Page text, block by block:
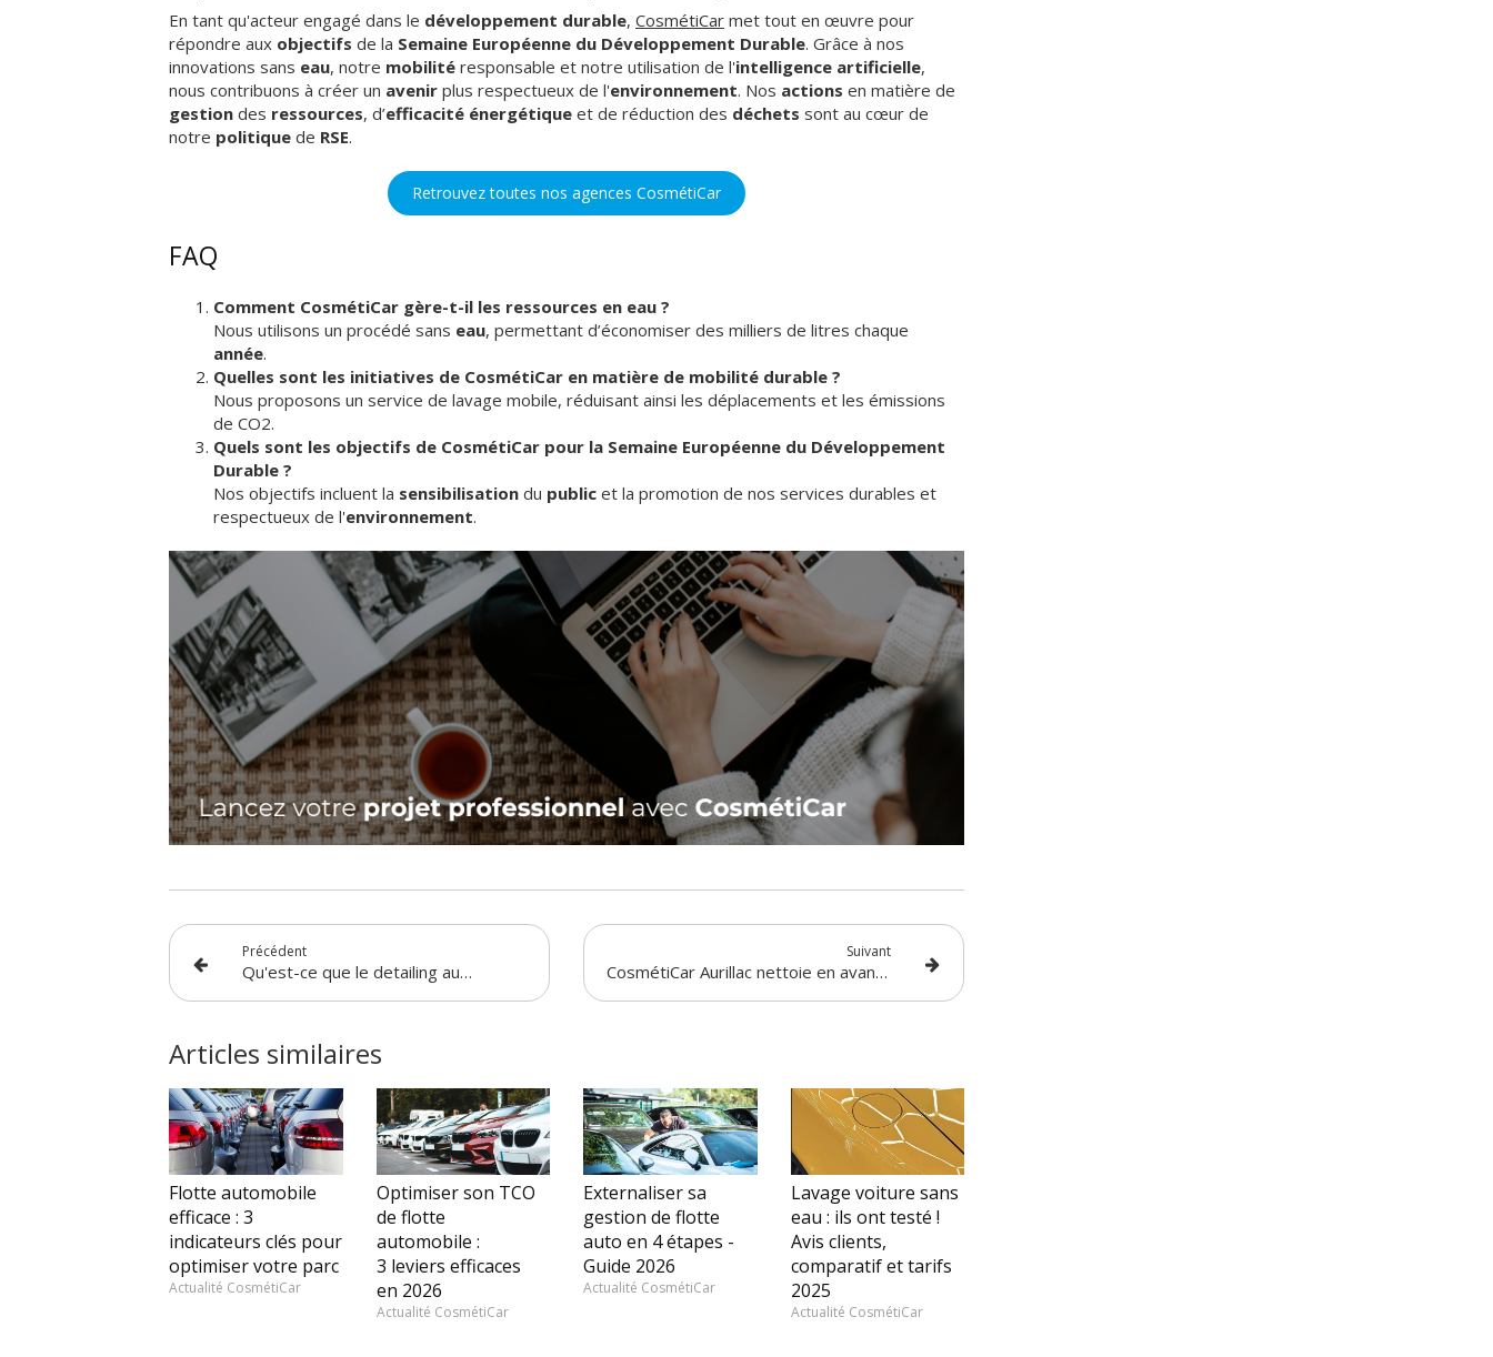
En tant qu'acteur engagé dans le développement durable, CosmétiCar met tout en œuvre pour
répondre aux objectifs de la Semaine Européenne du Développement Durable. Grâce à nos
innovations sans eau, notre mobilité responsable et notre utilisation de l'intelligence artificielle,
nous contribuons à créer un avenir plus respectueux de l'environnement. Nos actions en matière de
gestion des ressources, d’efficacité énergétique et de réduction des déchets sont au cœur de
notre politique de RSE.
Retrouvez toutes nos agences CosmétiCar
FAQ
Comment CosmétiCar gère-t-il les ressources en eau ?
Nous utilisons un procédé sans eau, permettant d’économiser des milliers de litres chaque
année.
Quelles sont les initiatives de CosmétiCar en matière de mobilité durable ?
Nous proposons un service de lavage mobile, réduisant ainsi les déplacements et les émissions
de CO2.
Quels sont les objectifs de CosmétiCar pour la Semaine Européenne du Développement
Durable ?
Nos objectifs incluent la sensibilisation du public et la promotion de nos services durables et
respectueux de l'environnement.
Précédent
Qu'est-ce que le detailing auto ?
Suivant
CosmétiCar Aurillac nettoie en avant-première la nouvelle Renault 5 !
Articles similaires
Flotte automobile
efficace : 3
indicateurs clés pour
optimiser votre parc
Actualité CosmétiCar
Optimiser son TCO
de flotte
automobile :
3 leviers efficaces
en 2026
Actualité CosmétiCar
Externaliser sa
gestion de flotte
auto en 4 étapes -
Guide 2026
Actualité CosmétiCar
Lavage voiture sans
eau : ils ont testé !
Avis clients,
comparatif et tarifs
2025
Actualité CosmétiCar